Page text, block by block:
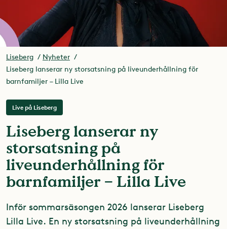
Liseberg
Nyheter
Liseberg lanserar ny storsatsning på liveunderhållning för
barnfamiljer – Lilla Live
Live på Liseberg
Liseberg lanserar ny
storsatsning på
liveunderhållning för
barnfamiljer – Lilla Live
Inför sommarsäsongen 2026 lanserar Liseberg
Lilla Live. En ny storsatsning på liveunderhållning